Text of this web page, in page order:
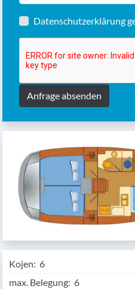
Datenschutzerklärung
Anfrage absenden
Kojen: 6
max. Belegung: 6